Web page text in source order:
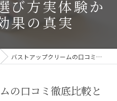
び方実体験か
果の真実
バストアップクリームの口コミ徹底比較と選び方実体験から分かる効果の真実
の口コミ徹底比較と